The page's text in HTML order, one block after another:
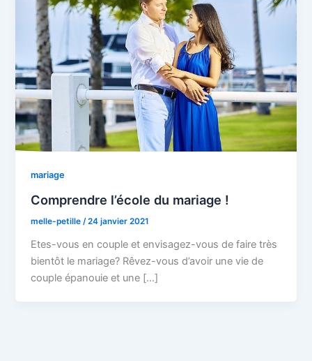
mariage
Comprendre l’école du mariage !
melle-petille/24 janvier 2021
Etes-vous en couple et envisagez-vous de faire très
bientôt le mariage? Rêvez-vous d’avoir une vie de
couple épanouie et une […]